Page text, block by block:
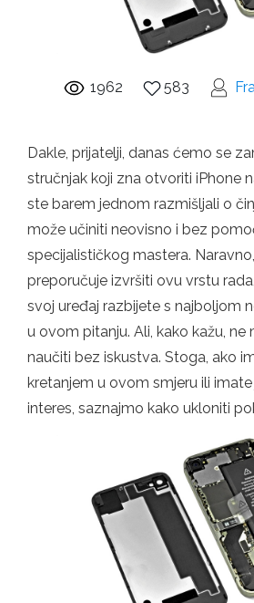
1962 583
Dakle, prijatelji, danas ćemo se
stručnjak koji zna otvoriti iPhone
ste barem jednom razmišljali o
može učiniti neovisno i bez
specijalističkog mastera.
preporučuje izvršiti ovu vrstu
svoj uređaj razbijete s najboljom
u ovom pitanju. Ali, kako kažu, ne
naučiti bez iskustva. Stoga, ako
kretanjem u ovom smjeru ili
interes, saznajmo kako ukloniti